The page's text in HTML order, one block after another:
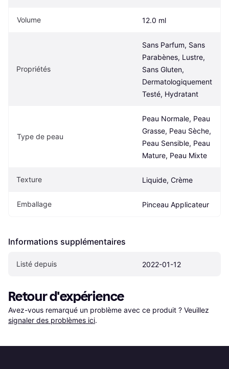
Volume 12.0 ml
Propriétés
Sans Parfum, Sans
Parabènes, Lustre,
Sans Gluten,
Dermatologiquement
Testé, Hydratant
Type de peau
Peau Normale, Peau
Grasse, Peau Sèche,
Peau Sensible, Peau
Mature, Peau Mixte
Texture Liquide, Crème
Emballage Pinceau Applicateur
Informations supplémentaires
Listé depuis 2022-01-12
Retour d'expérience
Avez-vous remarqué un problème avec ce produit ? Veuillez
signaler des problèmes ici.